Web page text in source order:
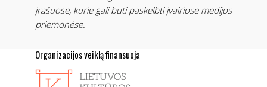
įrašuose, kurie gali būti paskelbti įvairiose medijos
priemonėse.
Organizacijos veiklą finansuoja